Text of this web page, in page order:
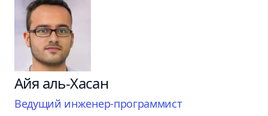
Айя аль-Хасан
Ведущий инженер-программист